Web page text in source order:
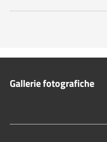
Gallerie fotografiche